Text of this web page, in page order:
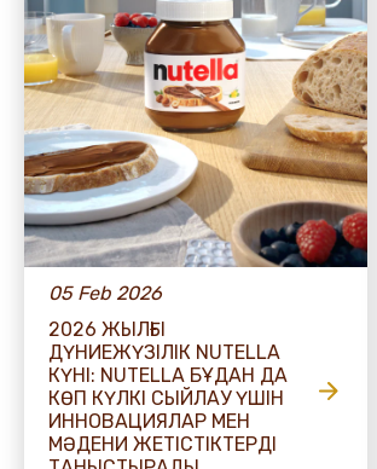
05 Feb 2026
2026 ЖЫЛҒЫ
ДҮНИЕЖҮЗІЛІК NUTELLA
КҮНІ: NUTELLA БҰДАН ДА
КӨП КҮЛКІ СЫЙЛАУ ҮШІН
ИННОВАЦИЯЛАР МЕН
МӘДЕНИ ЖЕТІСТІКТЕРДІ